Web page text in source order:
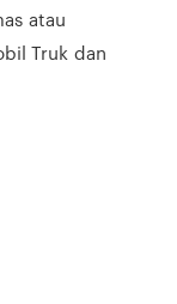
atau
Truk dan